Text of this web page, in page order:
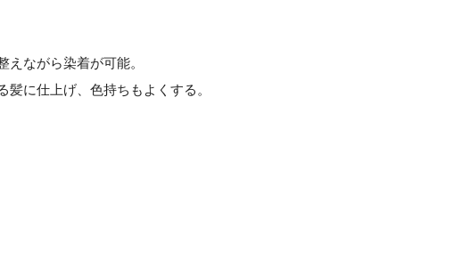
ながら染着が可能。
に仕上げ、色持ちもよくする。